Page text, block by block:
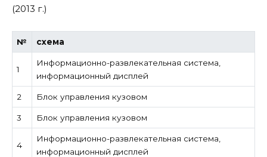
(2013 г.)
№ схема
1
Информационно-развлекательная система,
информационный дисплей
2 Блок управления кузовом
3 Блок управления кузовом
4
Информационно-развлекательная система,
информационный дисплей